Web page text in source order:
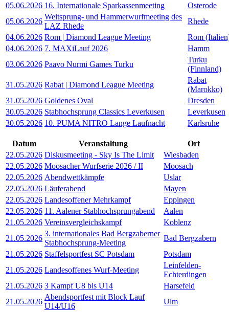
05.06.2026 16. Internationale Sparkassenmeeting
Osterode
05.06.2026
Weitsprung- und Hammerwurfmeeting des
LAZ Rhede
Rhede
04.06.2026 Rom | Diamond League Meeting
Rom
04.06.2026 7. MAXiLauf 2026
Hamm
03.06.2026 Paavo Nurmi Games Turku
Turku
(Finnland)
31.05.2026 Rabat | Diamond League Meeting
Rabat
(Marokko)
31.05.2026 Goldenes Oval
Dresden
30.05.2026 Stabhochsprung Classics Leverkusen
Leverkusen
30.05.2026 10. PUMA NITRO Lange Laufnacht Karlsruhe
Datum Veranstaltung
Ort
22.05.2026 Diskusmeeting - Sky Is The Limit
Wiesbaden
22.05.2026 Moosacher Wurfserie 2026 / II
Moosach
22.05.2026 Abendwettkämpfe
Uslar
22.05.2026 Läuferabend
Mayen
22.05.2026 Landesoffener Mehrkampf
Eppingen
22.05.2026 11. Aalener Stabhochsprungabend
Aalen
21.05.2026 Vereinsvergleichskampf
Koblenz
21.05.2026
3. internationales Bad Bergzaberner
Stabhochsprung-Meeting
Bad Bergzabern
21.05.2026 Staffelsportfest SC Potsdam
Potsdam
21.05.2026 Landesoffenes Wurf-Meeting
Leinfelden-
Echterdingen
21.05.2026 3 Kampf U8 bis U14
Harsefeld
21.05.2026
Abendsportfest mit Block Lauf
U14/U16
Ulm